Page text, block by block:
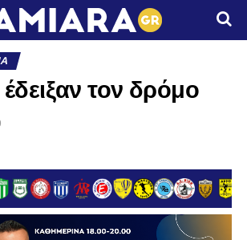
έδειξαν τον δρόμο